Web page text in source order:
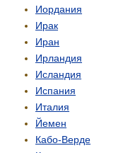
Иордания
Ирак
Иран
Ирландия
Исландия
Испания
Италия
Йемен
Кабо-Верде